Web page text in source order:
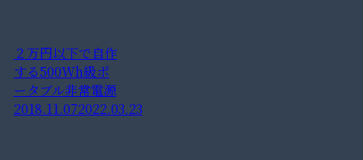
２万円以下で自作
する500Wh級ポ
ータブル非常電源
2018.11.072022.03.23